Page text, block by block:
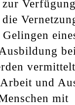
und
mit